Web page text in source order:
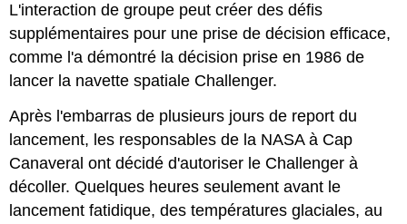
L'interaction de groupe peut créer des défis
supplémentaires pour une prise de décision efficace,
comme l'a démontré la décision prise en 1986 de
lancer la navette spatiale Challenger.
Après l'embarras de plusieurs jours de report du
lancement, les responsables de la NASA à Cap
Canaveral ont décidé d'autoriser le Challenger à
décoller. Quelques heures seulement avant le
lancement fatidique, des températures glaciales, au